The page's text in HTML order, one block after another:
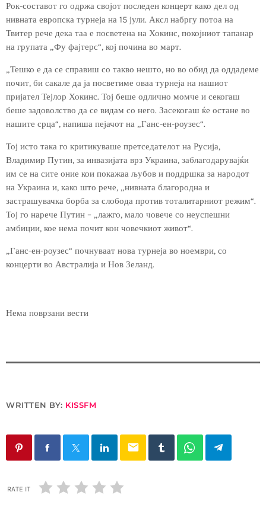
Рок-составот го одржа својот последен концерт како дел од
нивната европска турнеја на 15 јули. Аксл набргу потоа на
Твитер рече дека таа е посветена на Хокинс, покојниот тапанар
на групата „Фу фајтерс“, кој почина во март.
„Тешко е да се справиш со такво нешто, но во обид да оддадеме
почит, би сакале да ја посветиме оваа турнеја на нашиот
пријател Тејлор Хокинс. Тој беше одлично момче и секогаш
беше задоволство да се видам со него. Засекогаш ќе остане во
нашите срца“, напиша пејачот на „Ганс-ен-роузес“.
Тој исто така го критикуваше претседателот на Русија,
Владимир Путин, за инвазијата врз Украина, заблагодарувајќи
им се на сите оние кои покажаа љубов и поддршка за народот
на Украина и, како што рече, „нивната благородна и
застрашувачка борба за слобода против тоталитарниот режим“.
Тој го нарече Путин – „лажго, мало човече со неуспешни
амбиции, кое нема почит кон човечкиот живот“.
„Ганс-ен-роузес“ почнуваат нова турнеја во ноември, со
концерти во Австралија и Нов Зеланд.
Нема поврзани вести
WRITTEN BY: KISSFM
email
RATE IT